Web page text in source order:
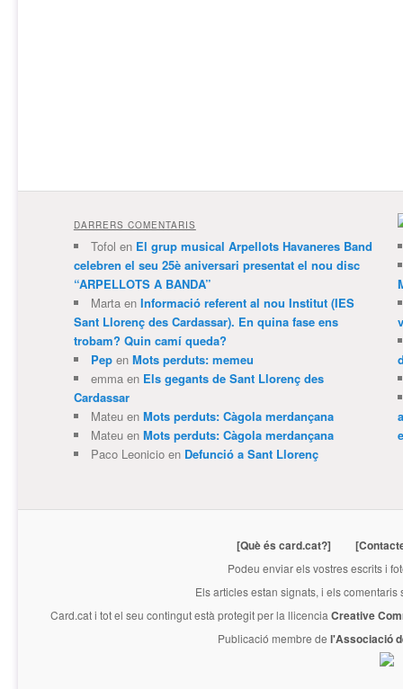
DARRERS COMENTARIS
Tofol en El grup musical Arpellots Havaneres Band
celebren el seu 25è aniversari presentat el nou disc
“ARPELLOTS A BANDA”
Martaen Informació referent al nou Institut (IES
Sant Llorenç des Cardassar). En quina fase ens
trobam? Quin camí queda?
Pepen Mots perduts: memeu
emmaen Els gegants de Sant Llorenç des
Cardassar
Mateuen Mots perduts: Càgola merdançana
Mateuen Mots perduts: Càgola merdançana
Paco Leonicioen Defunció a Sant Llorenç
[Què és card.cat?]
Podeu enviar els vostres escrits i
Els articles estan signats, i els
Card.cati tot el seu contingut està protegit per la llicencia Creative
Publicació membre de l'Associació